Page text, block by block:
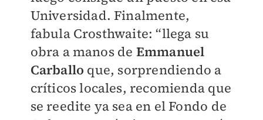
Universidad. Finalmente,
fabula Crosthwaite: “llega su
obra a manos de Emmanuel
Carballo que, sorprendiendo a
críticos locales, recomienda que
se reedite ya sea en el Fondo de